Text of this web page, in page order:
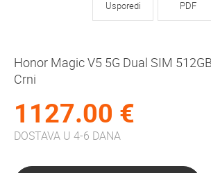
Usporedi PDF
Honor Magic V5 5G Dual SIM
Crni
1127.00 €
DOSTAVA U 4-6 DANA